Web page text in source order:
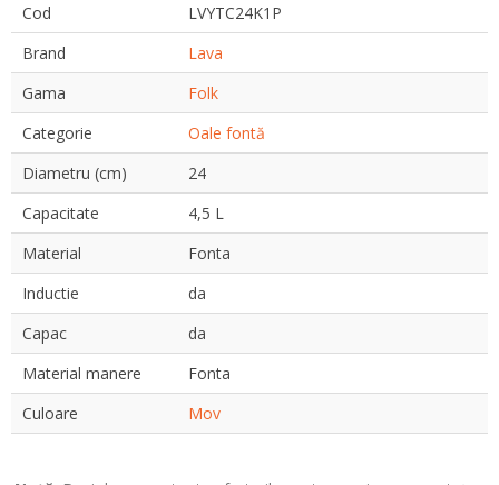
Cod
LVYTC24K1P
Brand
Lava
Gama
Folk
Categorie
Oale fontă
Diametru (cm)
24
Capacitate
4,5 L
Material
Fonta
Inductie
da
Capac
da
Material manere
Fonta
Culoare
Mov